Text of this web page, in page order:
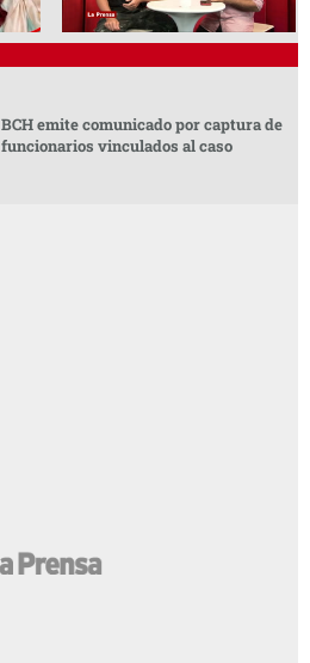
BCH emite comunicado por captura de
funcionarios vinculados al caso